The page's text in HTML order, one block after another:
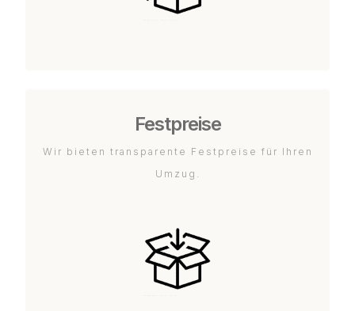
Festpreise
Wir bieten transparente Festpreise für Ihren
Umzug.